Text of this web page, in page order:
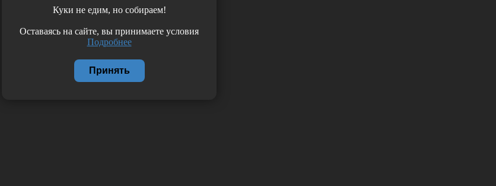
Куки не едим, но собираем!
Оставаясь на сайте, вы принимаете условия
Подробнее
Принять